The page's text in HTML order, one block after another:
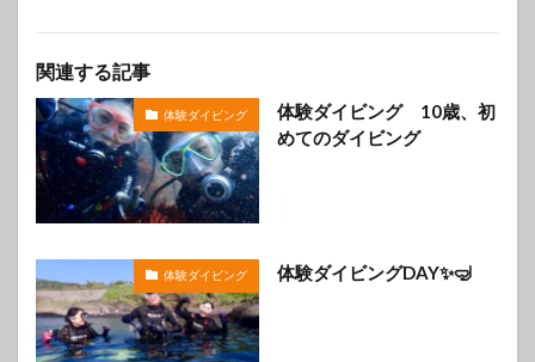
関連する記事
体験ダイビング
体験ダイビング 10歳、初
めてのダイビング
体験ダイビング 体験ダイビングDAY✨🤿